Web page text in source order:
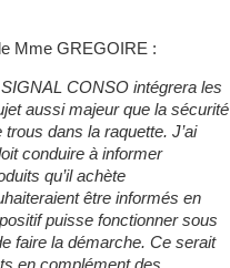
Mme GREGOIRE :
CONSO intégrera les
aussi majeur que la sécurité
dans la raquette. J’ai
conduire à informer
qu’il achète
être informés en
puisse fonctionner sous
faire la démarche. Ce serait